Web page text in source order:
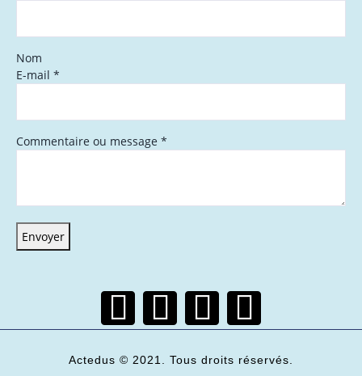
Nom
E-mail *
Commentaire ou message *
Envoyer
Actedus © 2021. Tous droits réservés.